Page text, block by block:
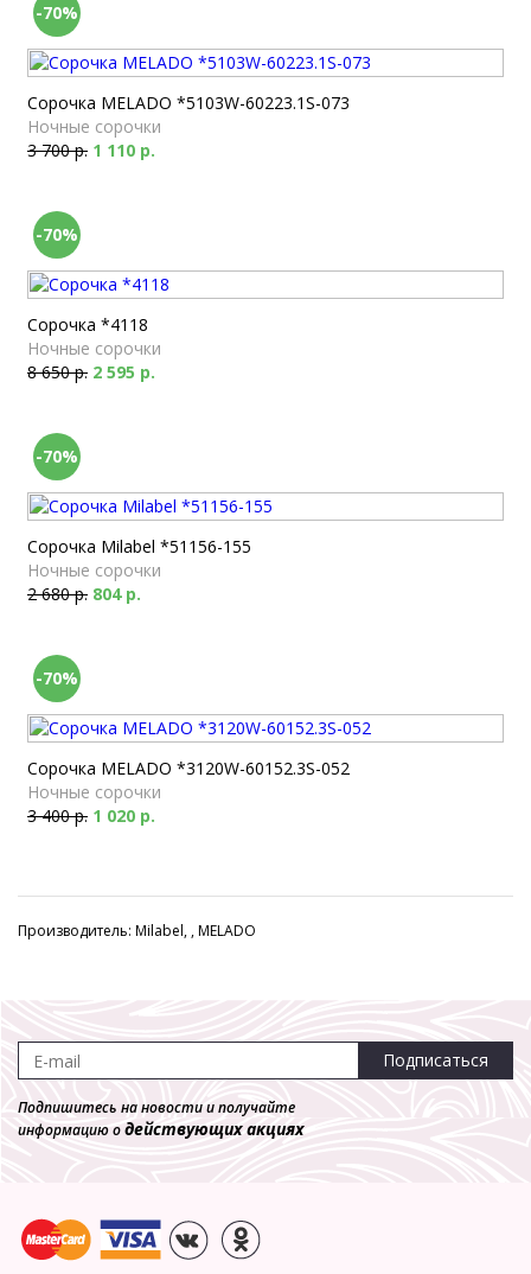
-70%
Сорочка MELADO *5103W-60223.1S-073
Ночные сорочки
3 700 р. 1 110 р.
-70%
Сорочка *4118
Ночные сорочки
8 650 р. 2 595 р.
-70%
Сорочка Milabel *51156-155
Ночные сорочки
2 680 р. 804 р.
-70%
Сорочка MELADO *3120W-60152.3S-052
Ночные сорочки
3 400 р. 1 020 р.
Производитель: Milabel, , MELADO
Подписаться
Подпишитесь на новости и получайте
информацию одействующих акциях